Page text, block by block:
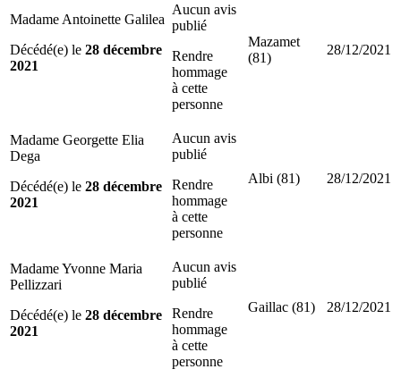
Madame Antoinette Galilea
Décédé(e) le 28 décembre
2021
Aucun avis
publié
Rendre
hommage
à cette
personne
Mazamet
(81)
28/12/2021
Madame Georgette Elia
Dega
Décédé(e) le 28 décembre
2021
Aucun avis
publié
Rendre
hommage
à cette
personne
Albi (81) 28/12/2021
Madame Yvonne Maria
Pellizzari
Décédé(e) le 28 décembre
2021
Aucun avis
publié
Rendre
hommage
à cette
personne
Gaillac (81) 28/12/2021